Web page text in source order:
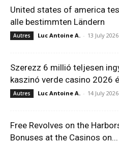
United states of america
alle bestimmten Ländern
Autres Luc Antoine A. - 13 July 2026
Szerezz 6 millió teljesen
kaszinó verde casino 2026
Autres Luc Antoine A. - 14 July 2026
Free Revolves on the
Bonuses at the Casinos on...